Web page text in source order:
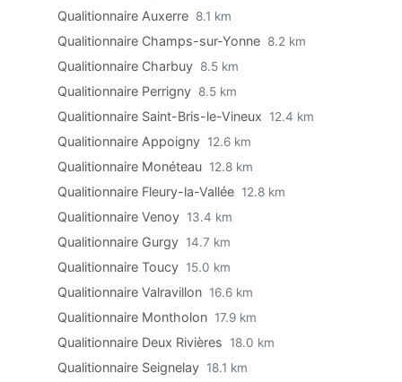
Qualitionnaire Auxerre 8.1 km
Qualitionnaire Champs-sur-Yonne 8.2 km
Qualitionnaire Charbuy 8.5 km
Qualitionnaire Perrigny 8.5 km
Qualitionnaire Saint-Bris-le-Vineux 12.4 km
Qualitionnaire Appoigny 12.6 km
Qualitionnaire Monéteau 12.8 km
Qualitionnaire Fleury-la-Vallée 12.8 km
Qualitionnaire Venoy 13.4 km
Qualitionnaire Gurgy 14.7 km
Qualitionnaire Toucy 15.0 km
Qualitionnaire Valravillon 16.6 km
Qualitionnaire Montholon 17.9 km
Qualitionnaire Deux Rivières 18.0 km
Qualitionnaire Seignelay 18.1 km